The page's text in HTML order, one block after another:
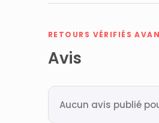
RETOURS VÉRIFIÉS
Avis
Aucun avis publié